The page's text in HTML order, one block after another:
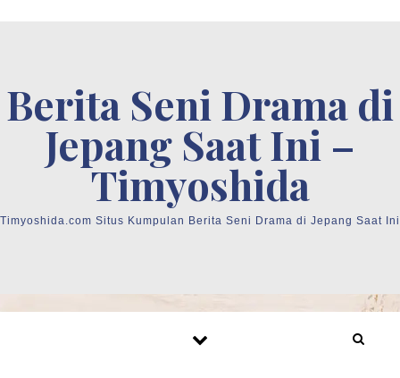
Berita Seni Drama di
Jepang Saat Ini –
Timyoshida
Timyoshida.com Situs Kumpulan Berita Seni Drama di Jepang Saat Ini